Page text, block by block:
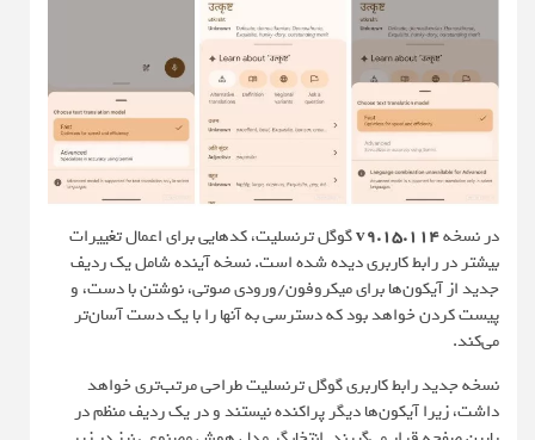
در نسخهv9.15.114گوگل ترنسلیت، کدهایی برای اعمال تغییرات
بیشتر در رابط کاربری دیده شده است. نسخه آینده شامل یک ردیف
جدید از آیکون‌ها برای میکروفون/ورودی صوتی، نوشتن با دست، و
پیست کردن خواهد بود که دسترسی به آنها را با یک دست آسان‌تر
می‌کند.
نسخه جدید رابط کاربری گوگل ترنسلیت طراحی مرتب‌تری خواهد
داشت، زیرا آیکون‌ها دیگر پراکنده نیستند و در یک ردیف منظم در